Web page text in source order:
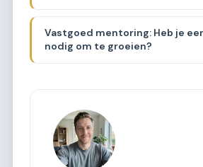
Vastgoed mentoring: Heb je
nodig om te groeien?